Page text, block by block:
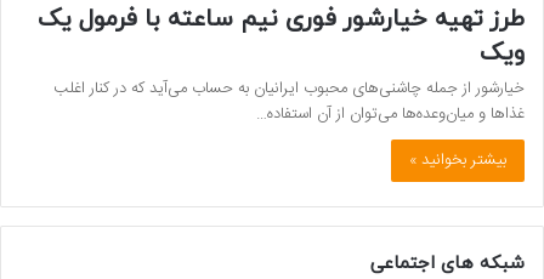
طرز تهیه خیارشور فوری نیم ساعته با فرمول یک
ویک
خیارشور از جمله چاشنی‌های محبوب ایرانیان به حساب می‌آید که در کنار اغلب
غذاها و میان‌وعده‌ها می‌توان از آن استفاده…
بیشتر بخوانید »
شبکه های اجتماعی